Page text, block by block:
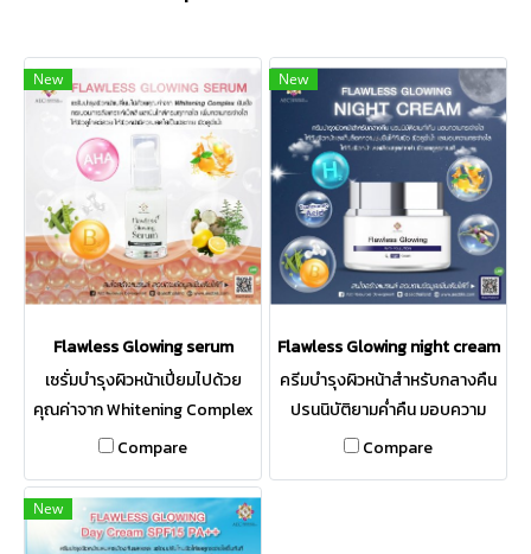
New
Flawless Glowing serum
เซรั่มบำรุงผิวหน้าเปี่ยมไปด้วย
คุณค่าจาก Whitening Complex
และสารให้ความชุ่มชื้นกับผิวหน้า
ประกาย ผิวดูฉ่ำน้ำ และช่วยดูแลให้
ผิวกระจ่างใส ลดเลือนจุดด่างดำ
Compare
New
Flawless Glowing night cream
ครีมบำรุงผิวหน้าสำหรับกลางคืน
ปรนนิบัติยามค่ำคืน มอบความ
กระจ่างใสให้กับผิวหน้าและเก็บ
Compare
New